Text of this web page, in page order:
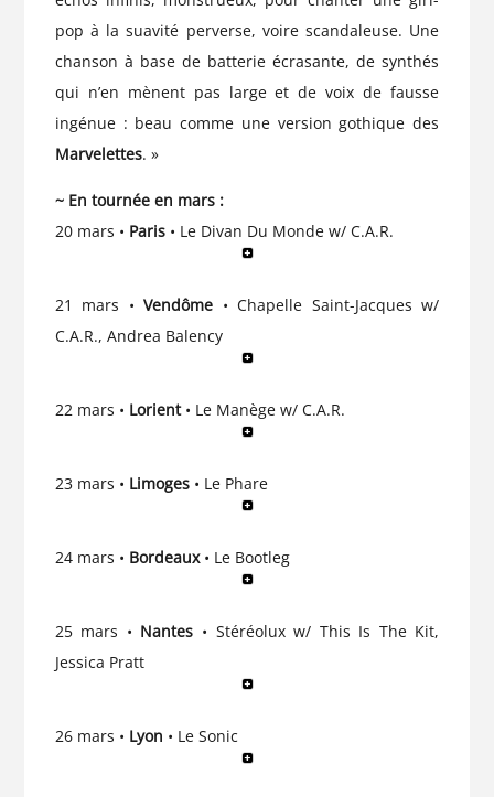
pop à la suavité perverse, voire scandaleuse. Une
chanson à base de batterie écrasante, de synthés
qui n’en mènent pas large et de voix de fausse
ingénue : beau comme une version gothique des
Marvelettes. »
~ En tournée en mars :
20 mars • Paris• Le Divan Du Monde w/ C.A.R.
21 mars •Vendôme • Chapelle Saint-Jacques w/
C.A.R., Andrea Balency
22 mars • Lorient• Le Manège w/ C.A.R.
23 mars • Limoges• Le Phare
24 mars • Bordeaux• Le Bootleg
25 mars • Nantes • Stéréolux w/ This Is The Kit,
Jessica Pratt
26 mars • Lyon • Le Sonic